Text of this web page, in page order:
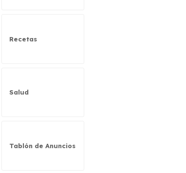
Recetas
Salud
Tablón de Anuncios